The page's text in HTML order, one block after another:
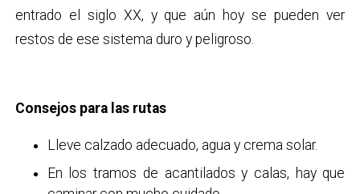
entrado el siglo XX, y que aún hoy se pueden ver
restos de ese sistema duro y peligroso.
Consejos para las rutas
Lleve calzado adecuado, agua y crema solar.
En los tramos de acantilados y calas, hay que